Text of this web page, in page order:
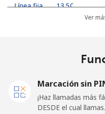
Línea fija ⁦13.5¢⁩
Línea fija ⁦62.5¢⁩
⁦61.9¢⁩
Ver
Marcación sin
¡Haz llamadas más
DESDE el cual